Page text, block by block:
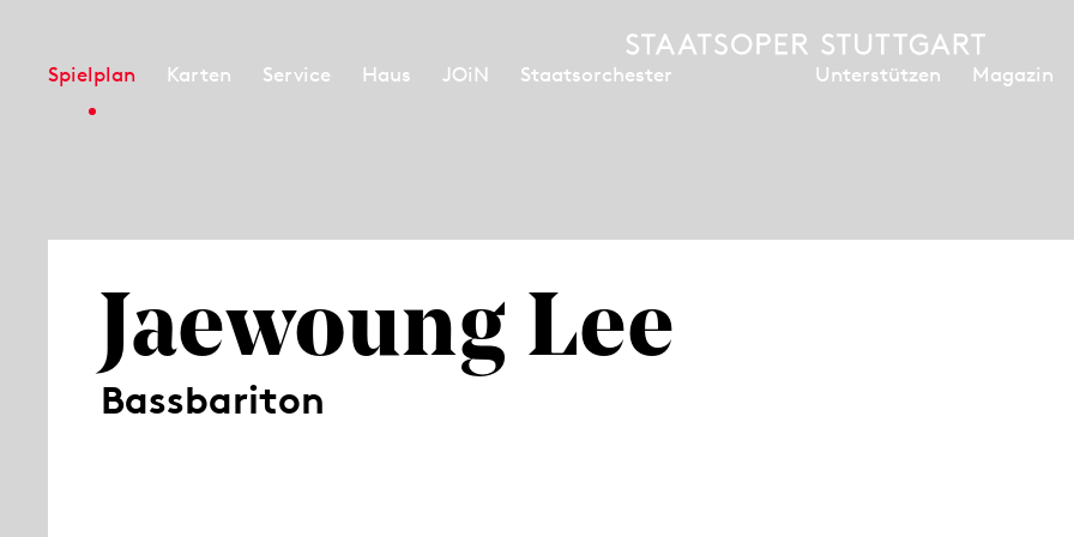
Spielplan Karten Service Haus JOiN Staatsorchester Unterstützen Magazin
Jaewoung Lee
Bassbariton